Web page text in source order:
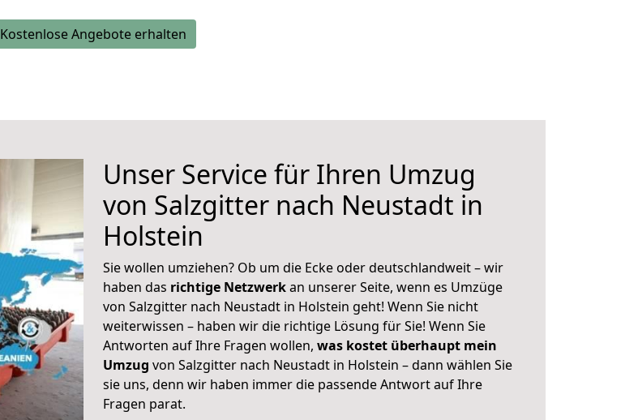
Kostenlose Angebote erhalten
Unser Service für Ihren Umzug
von Salzgitter nach Neustadt in
Holstein
Sie wollen umziehen? Ob um die Ecke oder deutschlandweit – wir
haben das richtige Netzwerkan unserer Seite, wenn es Umzüge
von Salzgitter nach Neustadt in Holstein geht! Wenn Sie nicht
weiterwissen – haben wir die richtige Lösung für Sie! Wenn Sie
Antworten auf Ihre Fragen wollen, was kostet überhaupt mein
Umzug von Salzgitter nach Neustadt in Holstein – dann wählen Sie
sie uns, denn wir haben immer die passende Antwort auf Ihre
Fragen parat.